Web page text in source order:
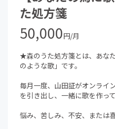
お名前、ご住所、電話番号
上、お申し込みください。
※ 写真はイメージです。
※ 原材料及び添加物等の食
に表記されます。
※ この特典内容には、オン
れています。
た処方箋
50,000円/月
★森のうた処方箋とは、あな
のような歌」です。
毎月一度、山田証がオンライ
を引き出し、一緒に歌を作って
悩み、苦しみ、不安、または